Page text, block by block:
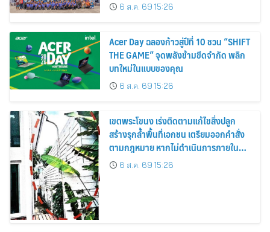
6 ส.ค. 69 15:26
Acer Day ฉลองก้าวสู่ปีที่ 10 ชวน “SHIFT
THE GAME” จุดพลังข้ามขีดจำกัด พลิก
บทใหม่ในแบบของคุณ
6 ส.ค. 69 15:26
เขตพระโขนง เร่งติดตามแก้ไขสิ่งปลูก
สร้างรุกล้ำพื้นที่เอกชน เตรียมออกคำสั่ง
ตามกฎหมาย หากไม่ดำเนินการภายใน
กำหนด
6 ส.ค. 69 15:26